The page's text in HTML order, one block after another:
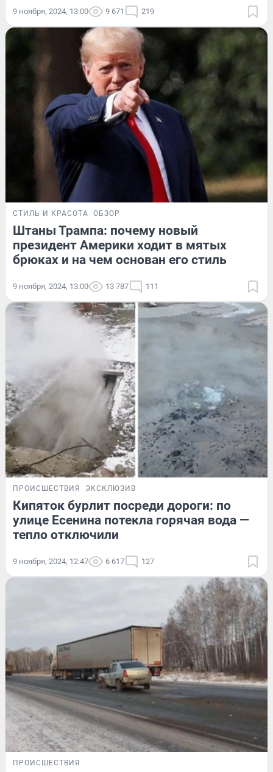
9 ноября, 2024, 13:00 9 671 219
СТИЛЬ И КРАСОТА ОБЗОР
Штаны Трампа: почему новый
президент Америки ходит в мятых
брюках и на чем основан его стиль
9 ноября, 2024, 13:00 13 787 111
ПРОИСШЕСТВИЯ ЭКСКЛЮЗИВ
Кипяток бурлит посреди дороги: по
улице Есенина потекла горячая вода —
тепло отключили
9 ноября, 2024, 12:47 6 617 127
ПРОИСШЕСТВИЯ